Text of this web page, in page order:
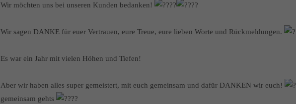
Wir möchten uns bei unseren Kunden bedanken!
Wir sagen DANKE für euer Vertrauen, eure Treue, eure lieben Worte und Rückmeldungen.
Es war ein Jahr mit vielen Höhen und Tiefen!
Aber wir haben alles super gemeistert, mit euch gemeinsam und dafür DANKEN wir euch!
gemeinsam gehts